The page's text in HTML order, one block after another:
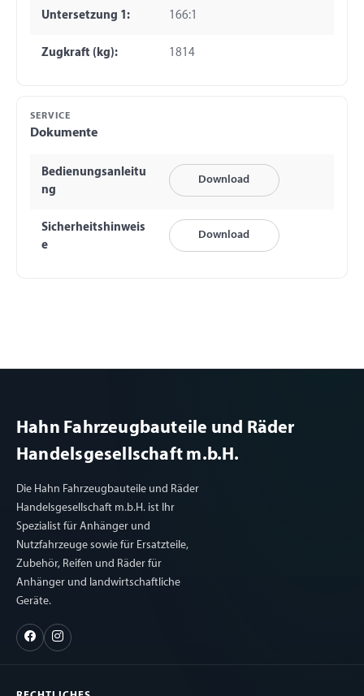
Untersetzung 1: 166:1
Zugkraft (kg): 1814
SERVICE
Dokumente
Bedienungsanleitu
ng
Download
Sicherheitshinweis
e
Download
Hahn Fahrzeugbauteile und Räder
Handelsgesellschaft m.b.H.
Die Hahn Fahrzeugbauteile und Räder
Handelsgesellschaft m.b.H. ist Ihr
Spezialist für Anhänger und
Nutzfahrzeuge sowie für Ersatzteile,
Zubehör, Reifen und Räder für
Anhänger und landwirtschaftliche
Geräte.